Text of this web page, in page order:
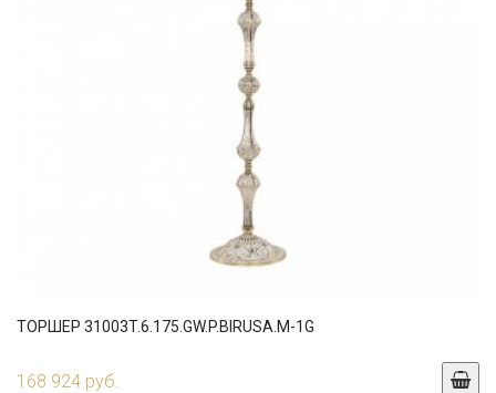
ТОРШЕР 31003T.6.175.GW.P.BIRUSA.M-1G
168 924 руб.